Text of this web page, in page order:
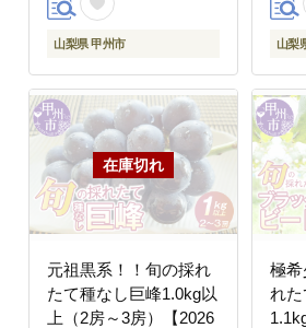
山梨県 甲州市 山梨
元祖黒系！！旬の採れ
たて種なし巨峰1.0kg以
上（2房～3房）【2026
極
れ